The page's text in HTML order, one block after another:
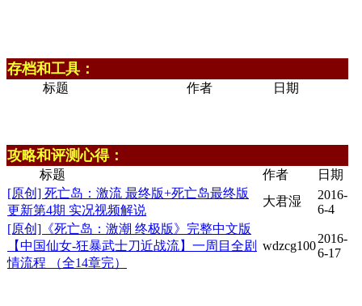
存档和工具：
标题 作者 日期
攻略和评测心得：
标题 作者
日期
[原创] 死亡岛：激流 最终版+死亡岛最终版
更新第4期 实况视频解说
大君湿
2016-
6-4
[原创]《死亡岛：激潮 终极版》完整中文版
【中国仙女-狂暴武士刀近战流】一周目全剧
情流程 （全14章完）
wdzcg100
2016-
6-17